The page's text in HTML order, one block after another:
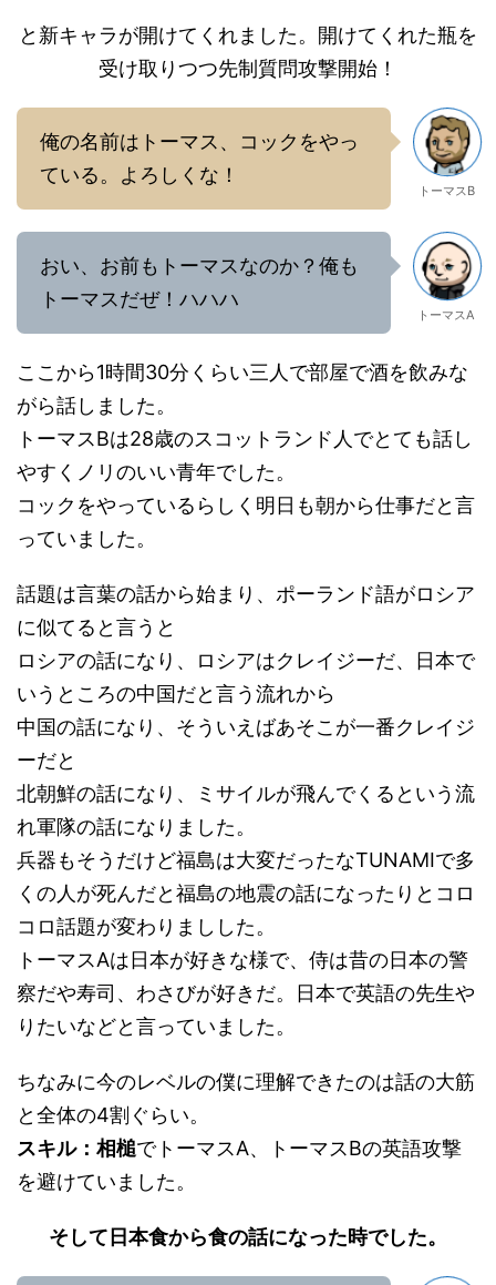
と新キャラが開けてくれました。開けてくれた瓶を
受け取りつつ先制質問攻撃開始！
俺の名前はトーマス、コックをやっ
ている。よろしくな！
トーマスB
おい、お前もトーマスなのか？俺も
トーマスだぜ！ハハハ
トーマスA
ここから1時間30分くらい三人で部屋で酒を飲みな
がら話しました。
トーマスBは28歳のスコットランド人でとても話し
やすくノリのいい青年でした。
コックをやっているらしく明日も朝から仕事だと言
っていました。
話題は言葉の話から始まり、ポーランド語がロシア
に似てると言うと
ロシアの話になり、ロシアはクレイジーだ、日本で
いうところの中国だと言う流れから
中国の話になり、そういえばあそこが一番クレイジ
ーだと
北朝鮮の話になり、ミサイルが飛んでくるという流
れ軍隊の話になりました。
兵器もそうだけど福島は大変だったなTUNAMIで多
くの人が死んだと福島の地震の話になったりとコロ
コロ話題が変わりましした。
トーマスAは日本が好きな様で、侍は昔の日本の警
察だや寿司、わさびが好きだ。日本で英語の先生や
りたいなどと言っていました。
ちなみに今のレベルの僕に理解できたのは話の大筋
と全体の4割ぐらい。
スキル：相槌でトーマスA、トーマスBの英語攻撃
を避けていました。
そして日本食から食の話になった時でした。